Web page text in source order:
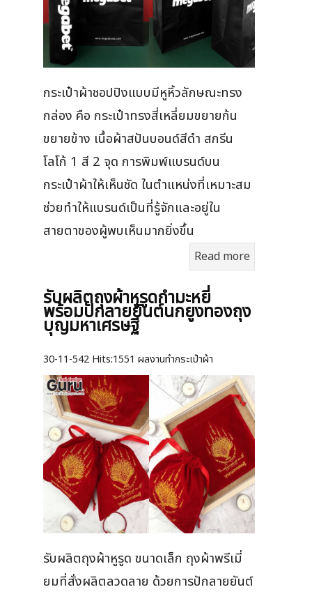
กระเป๋าผ้าชอปปิงแบบมีหูหิ้วลักษณะทรง
กล่อง คือ กระเป๋าทรงสี่เหลี่ยมขยายก้น
ขยายข้าง เนื้อผ้าสปันบอนด์สีดำ สกรีน
โลโก้ 1 สี 2 จุด การพิมพ์แบรนด์บน
กระเป๋าผ้าให้เห็นชัด ในตำแหน่งที่เหมาะสม
ช่วยทำให้แบรนด์เป็นที่รู้จักและอยู่ใน
สายตาของผู้พบเห็นมากยิ่งขึ้น
Read more
รับผลิตถุงผ้าหูรูดกำมะหยี่
พร้อมปักลายยันต์นกยูงทองถุง
บุญมหาเศรษฐี
30-11-542 Hits:1551 ผลงานทำกระเป๋าผ้า
รับผลิตถุงผ้าหูรูด ขนาดเล็ก ถุงผ้าพรีเมี่
ยมที่สั่งผลิตลวดลาย ด้วยการปักลายยันต์